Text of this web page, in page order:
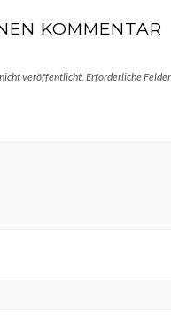
KOMMENTAR
veröffentlicht. Erforderliche